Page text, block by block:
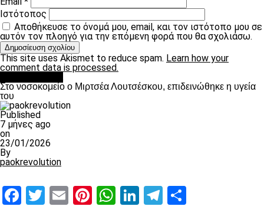
Ιστότοπος
Αποθήκευσε το όνομά μου, email, και τον ιστότοπο μου σε
αυτόν τον πλοηγό για την επόμενη φορά που θα σχολιάσω.
This site uses Akismet to reduce spam. Learn how your
comment data is processed.
Στο νοσοκομείο ο Μιρτσέα Λουτσέσκου, επιδεινώθηκε η υγεία
του
Published
7 μήνες ago
on
23/01/2026
By
paokrevolution
Facebook
Twitter
EmailPinterest
WhatsApp
LinkedIn
Telegram